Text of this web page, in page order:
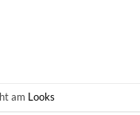
am Looks